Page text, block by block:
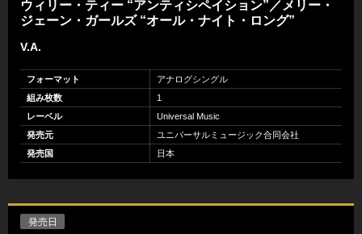
ウィリー・ティー “アンティシペイション”／メリー・
ジェーン・ガールズ “オール・ナイト・ロング”
V.A.
フォーマット
アナログシングル
組み枚数
1
レーベル
Universal Music
発売元
ユニバーサルミュージック合同会社
発売国
日本
発売日